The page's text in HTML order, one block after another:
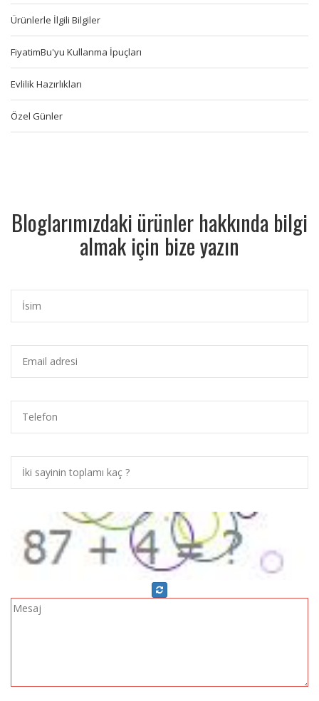
Ürünlerle İlgili Bilgiler
FiyatimBu'yu Kullanma İpuçları
Evlilik Hazırlıkları
Özel Günler
Bloglarımızdaki ürünler hakkında bilgi
almak için bize yazın